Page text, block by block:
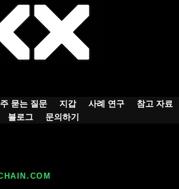
묻는 질문 지갑 사례 연구
참고 자료
블로그
문의하기